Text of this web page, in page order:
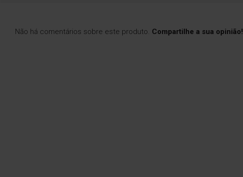
Não há comentários sobre este produto. Compartilhe a sua opinião!